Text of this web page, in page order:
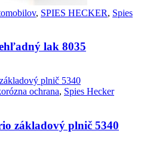
, SPIES HECKER, Spies
lak 8035
ochrana, Spies Hecker
základový plnič 5340